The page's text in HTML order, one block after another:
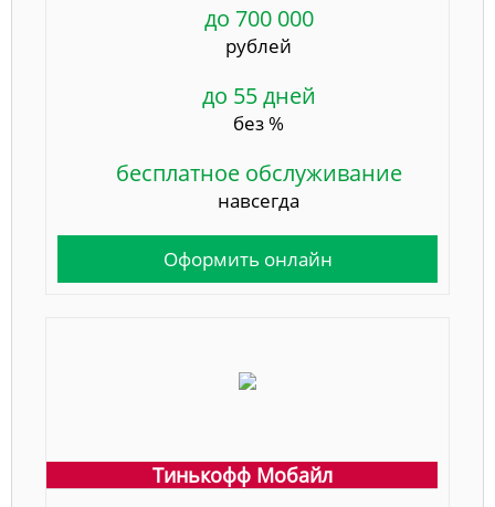
до 700 000
рублей
до 55 дней
без %
бесплатное обслуживание
навсегда
Оформить онлайн
Тинькофф Мобайл